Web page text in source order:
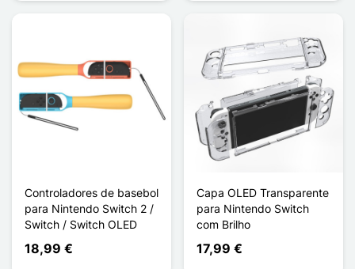
Controladores de basebol
para Nintendo Switch 2 /
Switch / Switch OLED
18,99 €
Capa OLED Transparente
para Nintendo Switch
com Brilho
17,99 €